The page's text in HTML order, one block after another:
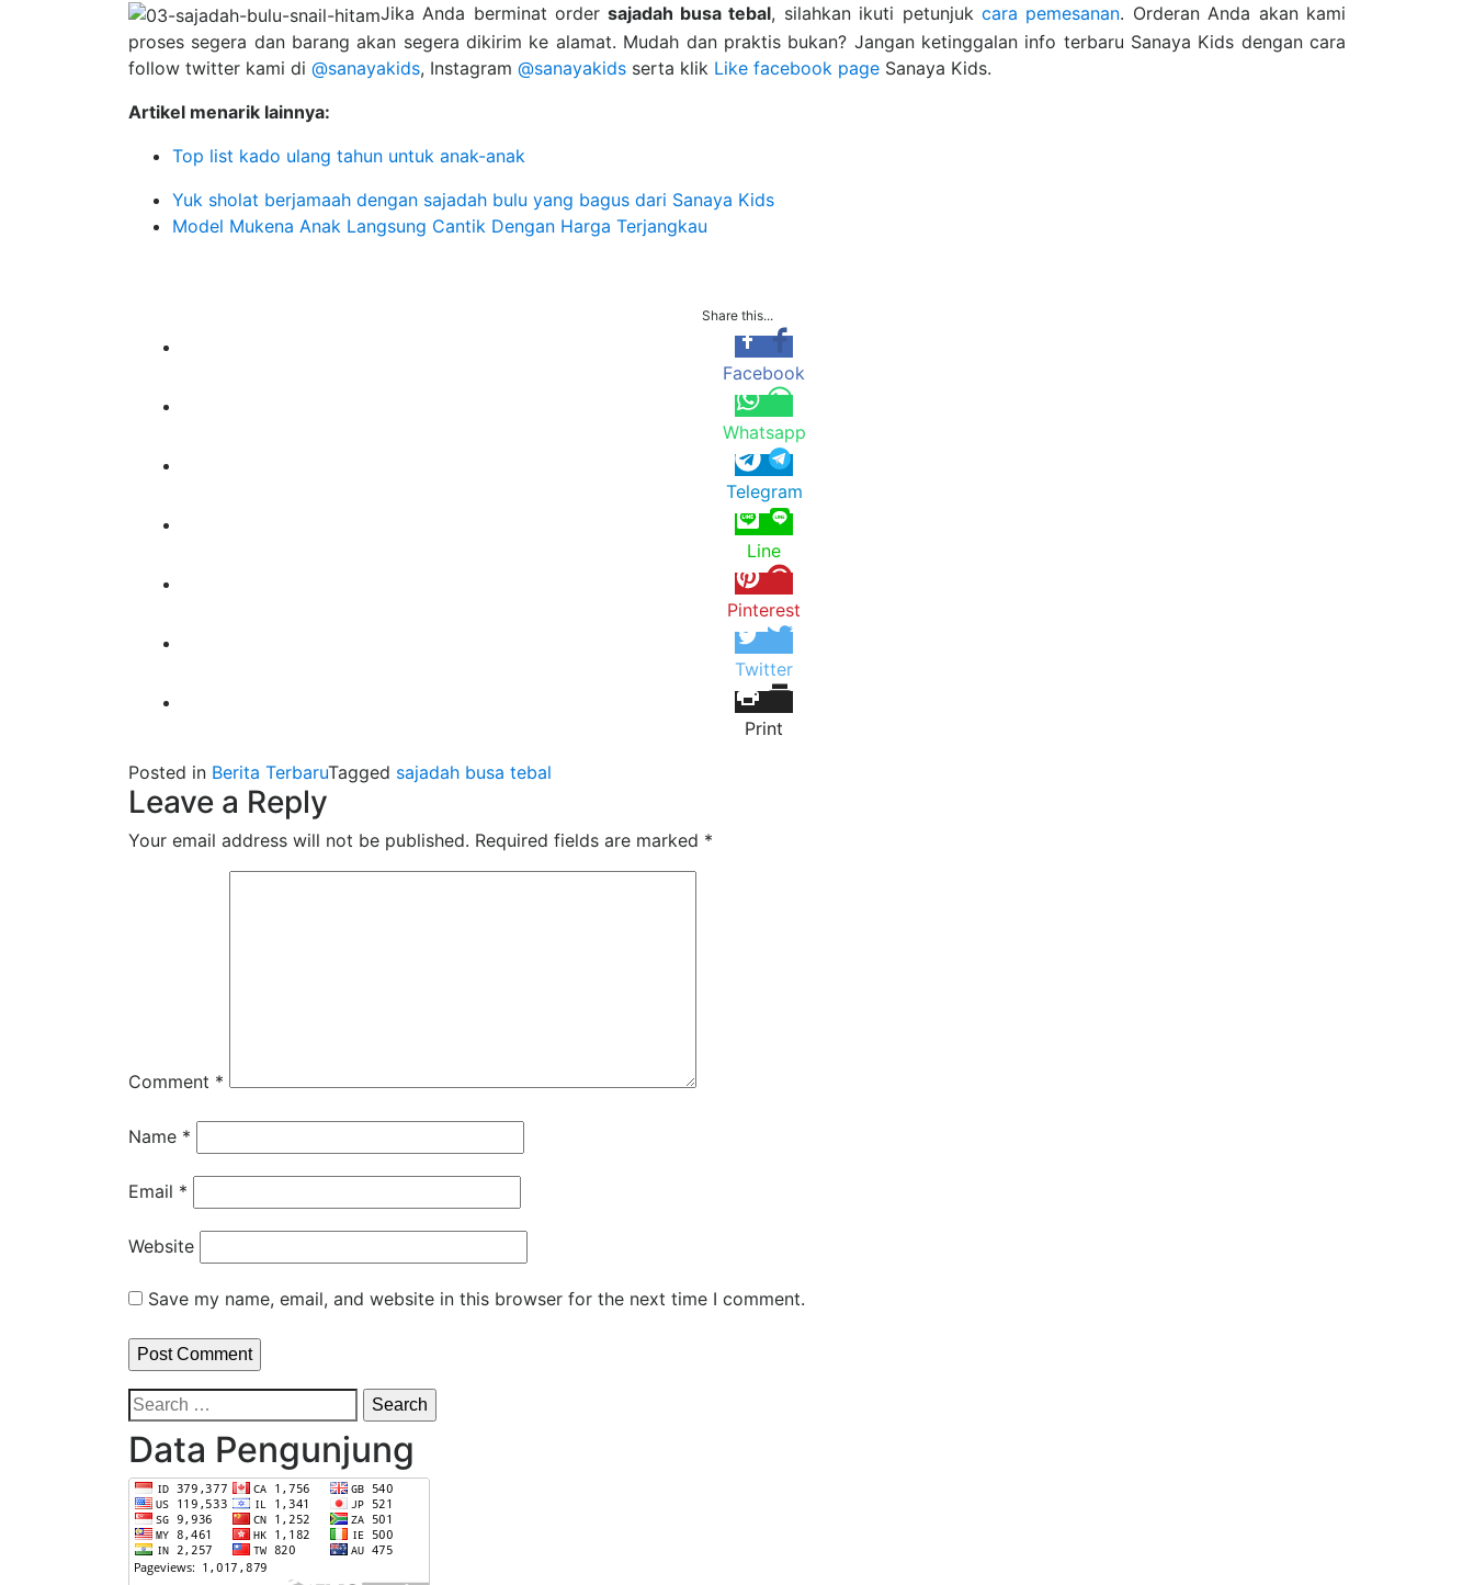
Jika Anda berminat order sajadah busa tebal, silahkan ikuti petunjukcara pemesanan. Orderan Anda akan kami
proses segera dan barang akan segera dikirim ke alamat. Mudah dan praktis bukan? Jangan ketinggalan info terbaru Sanaya Kids dengan cara
follow twitter kami di @sanayakids, Instagram @sanayakids serta klik Like facebook page Sanaya Kids.
Artikel menarik lainnya:
Top list kado ulang tahun untuk anak-anak
Yuk sholat berjamaah dengan sajadah bulu yang bagus dari Sanaya Kids
Model Mukena Anak Langsung Cantik Dengan Harga Terjangkau
Share this...
Facebook
Whatsapp
Telegram
Line
Pinterest
Twitter
Print
Posted in Berita TerbaruTagged sajadah busa tebal
Leave a Reply
Your email address will not be published. Required fields are marked *
Comment *
Name *
Email *
Website
Save my name, email, and website in this browser for the next time I comment.
Search
for:
Data Pengunjung